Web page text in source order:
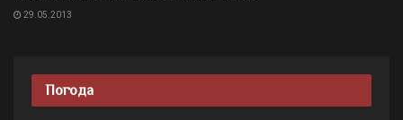
29.05.2013
Погода